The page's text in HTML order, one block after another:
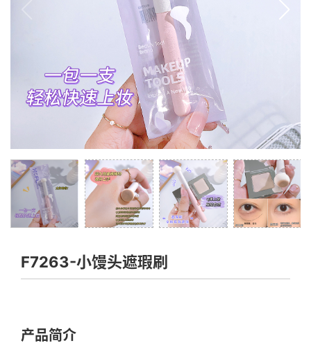
F7263-小馒头遮瑕刷
产品简介